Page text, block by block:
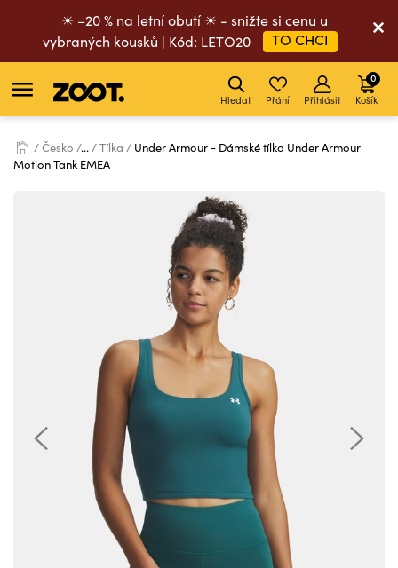
☀ –20 % na letní obutí ☀ - snižte si cenu u
vybraných kousků | Kód: LETO20
TO CHCI
Hledat Přání Přihlásit Košík
0
Česko ... Tílka
Under Armour - Dámské tílko Under Armour
Motion Tank EMEA